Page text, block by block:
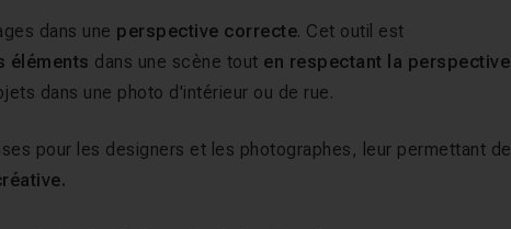
dans une perspective correcte. Cet outil est
éléments dans une scène tout en respectant la perspective
dans une photo d'intérieur ou de rue.
pour les designers et les photographes, leur permettant de